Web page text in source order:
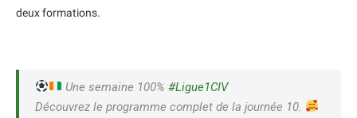
deux formations.
Une semaine 100%#Ligue1CIV
Découvrez le programme complet de la journée 10.